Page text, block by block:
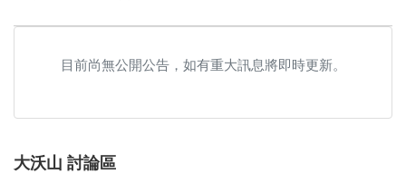
目前尚無公開公告，如有重大訊息將即時更新。
大沃山 討論區